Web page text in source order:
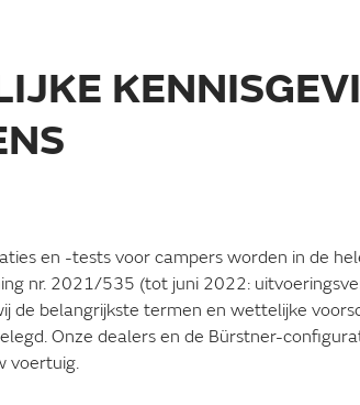
en -tests voor campers worden in de
nr. 2021/535 (tot juni 2022:
de belangrijkste termen en wettelijke
Onze dealers en de Bürstner-
voertuig.